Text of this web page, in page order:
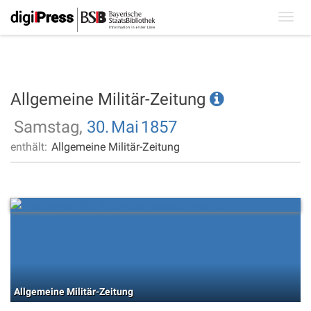
Allgemeine Militär-Zeitung
Samstag, 30. Mai 1857
enthält: Allgemeine Militär-Zeitung
Allgemeine Militär-Zeitung